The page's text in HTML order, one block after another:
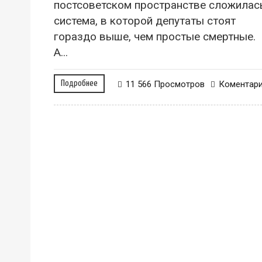
постсоветском пространстве
система, в которой депутаты стоят
гораздо выше, чем простые смертные.
А...
Подробнее 11 566 Просмотров